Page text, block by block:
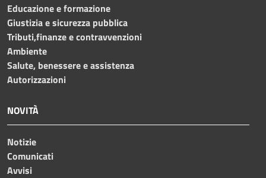
Educazione e formazione
Giustizia e sicurezza pubblica
Tributi,finanze e contravvenzioni
Ambiente
Salute, benessere e assistenza
Autorizzazioni
NOVITÀ
Notizie
Comunicati
Avvisi